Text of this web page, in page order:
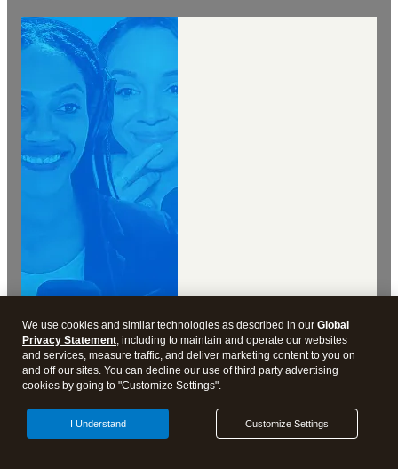
Trabajo por Cuenta Propia
Amigos con beneficios tributarios:
¿Tienes una actividad o negocio
paralelo?
We use cookies and similar technologies as described in our Global
Privacy Statement, including to maintain and operate our websites
and services, measure traffic, and deliver marketing content to you on
and off our sites. You can decline our use of third party advertising
cookies by going to "Customize Settings".
Customize Settings
I Understand